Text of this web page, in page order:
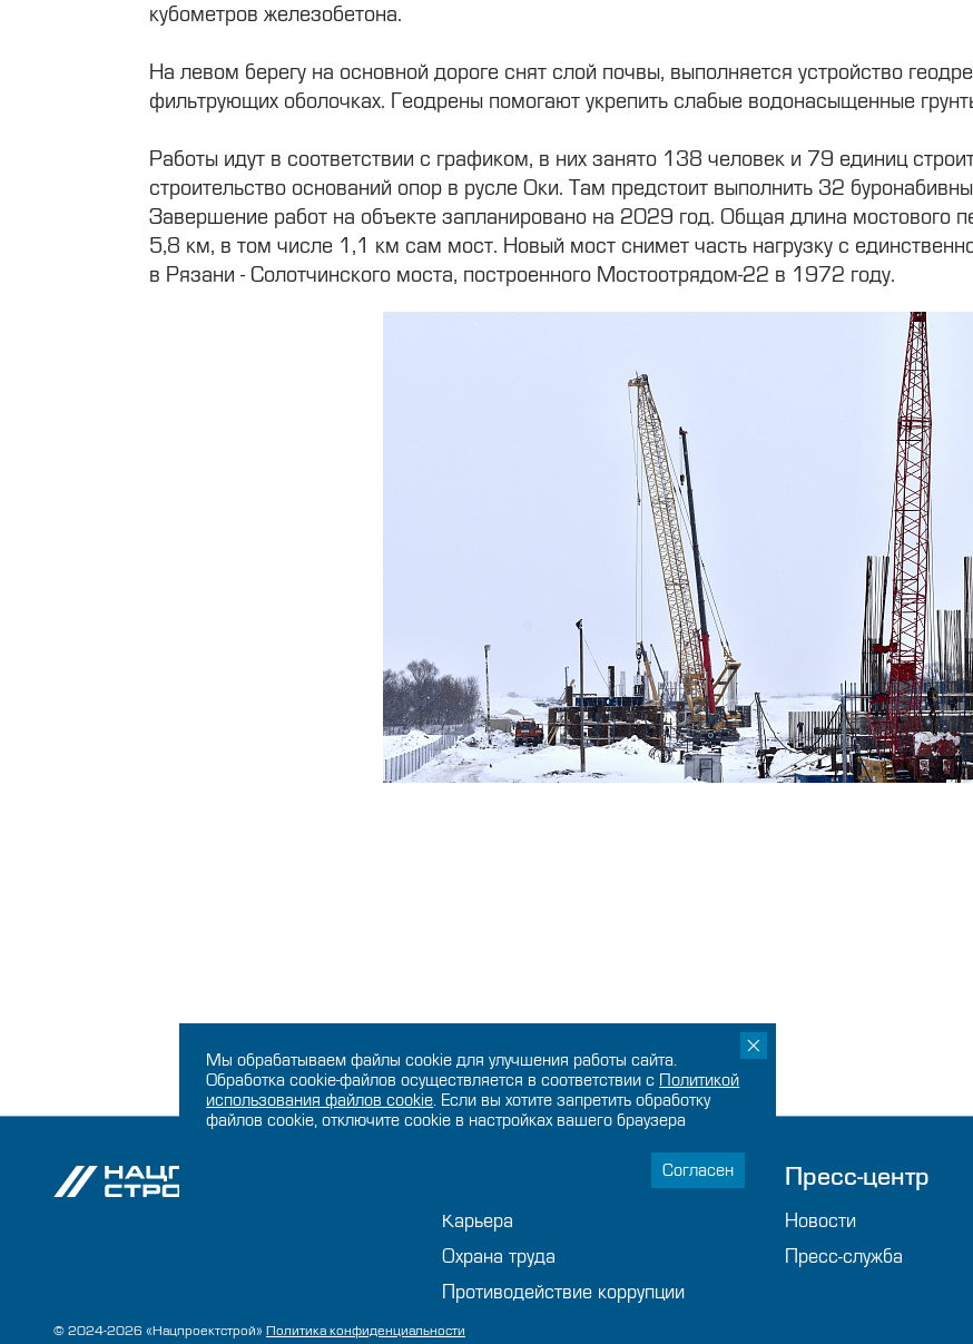
кубометров железобетона.
На левом берегу на основной дороге снят слой почвы, выполняется устройство
фильтрующих оболочках. Геодрены помогают укрепить слабые водонасыщенные
Работы идут в соответствии с графиком, в них занято 138 человек и 79 единиц
строительство оснований опор в русле Оки. Там предстоит выполнить 32
Завершение работ на объекте запланировано на 2029 год. Общая длина мостового
5,8 км, в том числе 1,1 км сам мост. Новый мост снимет часть нагрузку с
в Рязани - Солотчинского моста, построенного Мостоотрядом-22 в 1972 году.
Карьера
Охрана труда
Противодействие коррупции
Пресс-центр
Новости
Пресс-служба
© 2024-2026 «Нацпроектстрой» Политика конфиденциальности
Мы обрабатываем файлы cookie для улучшения работы сайта.
Обработка cookie-файлов осуществляется в соответствии с Политикой
использования файлов сookie. Если вы хотите запретить обработку
файлов cookie, отключите cookie в настройках вашего браузера
Согласен